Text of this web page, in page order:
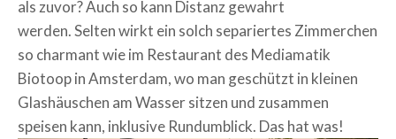
als zuvor? Auch so kann Distanz gewahrt
werden.Selten wirkt ein solch separiertes Zimmerchen
so charmant wie im Restaurant des Mediamatik
Biotoop in Amsterdam, wo man geschützt in kleinen
Glashäuschen am Wasser sitzen und zusammen
speisen kann, inklusive Rundumblick. Das hat was!